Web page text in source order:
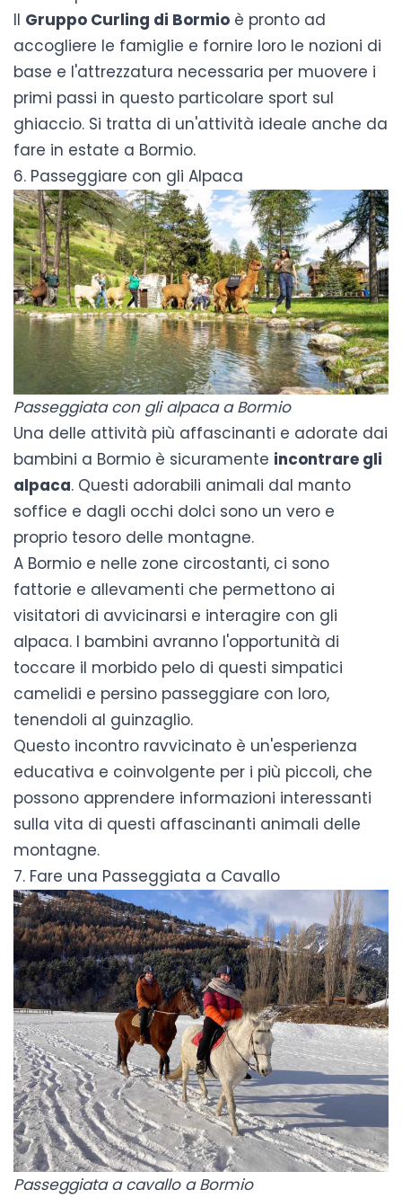
Il Gruppo Curling di Bormio è pronto ad
accogliere le famiglie e fornire loro le nozioni di
base e l'attrezzatura necessaria per muovere i
primi passi in questo particolare sport sul
ghiaccio. Si tratta di un'attività ideale anche da
fare in estate a Bormio.
6. Passeggiare con gli Alpaca
Passeggiata con gli alpaca a Bormio
Una delle attività più affascinanti e adorate dai
bambini a Bormio è sicuramente incontrare gli
alpaca. Questi adorabili animali dal manto
soffice e dagli occhi dolci sono un vero e
proprio tesoro delle montagne.
A Bormio e nelle zone circostanti, ci sono
fattorie e allevamenti che permettono ai
visitatori di avvicinarsi e interagire con gli
alpaca. I bambini avranno l'opportunità di
toccare il morbido pelo di questi simpatici
camelidi e persino passeggiare con loro,
tenendoli al guinzaglio.
Questo incontro ravvicinato è un'esperienza
educativa e coinvolgente per i più piccoli, che
possono apprendere informazioni interessanti
sulla vita di questi affascinanti animali delle
montagne.
7. Fare una Passeggiata a Cavallo
Passeggiata a cavallo a Bormio